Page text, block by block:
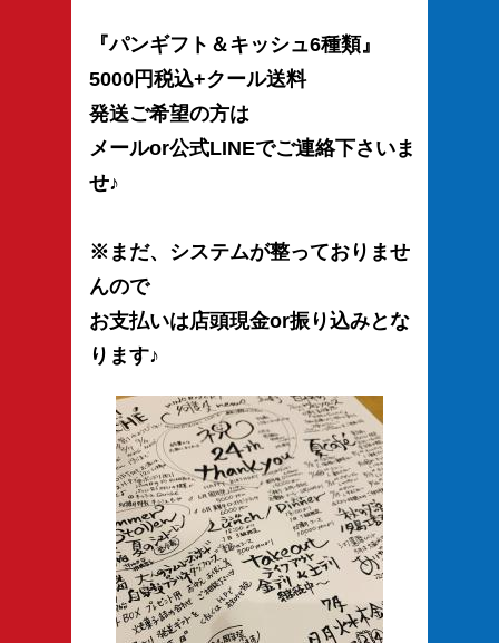
『パンギフト＆キッシュ6種類』
5000円税込+クール送料
発送ご希望の方は
メールor公式LINEでご連絡下さいま
せ♪
※まだ、システムが整っておりませ
んので
お支払いは店頭現金or振り込みとな
ります♪